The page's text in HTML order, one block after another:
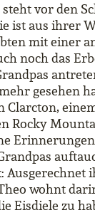
vor den
ist aus ihrer
mit einer
noch das
gesehen
Clarcton,
Rocky
Ausgerechnet
wohnt
Eisdiele zu